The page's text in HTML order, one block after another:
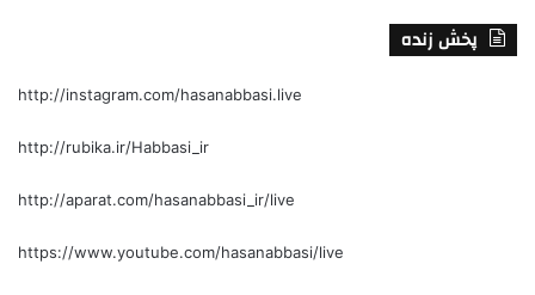
پخش زنده
http://instagram.com/hasanabbasi.live
http://rubika.ir/Habbasi_ir
http://aparat.com/hasanabbasi_ir/live
https://www.youtube.com/hasanabbasi/live